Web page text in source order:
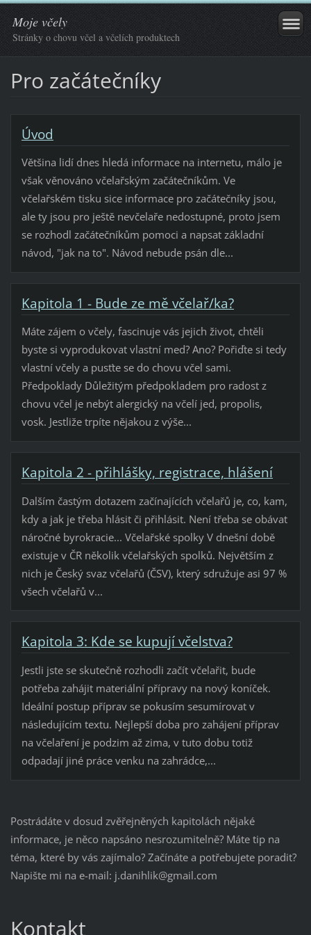
Moje včely
Stránky o chovu včel a včelích produktech
Pro začátečníky
Úvod
Většina lidí dnes hledá informace na internetu, málo je
však věnováno včelařským začátečníkům. Ve
včelařském tisku sice informace pro začátečníky jsou,
ale ty jsou pro ještě nevčelaře nedostupné, proto jsem
se rozhodl začátečníkům pomoci a napsat základní
návod, "jak na to". Návod nebude psán dle...
Kapitola 1 - Bude ze mě včelař/ka?
Máte zájem o včely, fascinuje vás jejich život, chtěli
byste si vyprodukovat vlastní med? Ano? Pořiďte si tedy
vlastní včely a pusťte se do chovu včel sami.
Předpoklady Důležitým předpokladem pro radost z
chovu včel je nebýt alergický na včelí jed, propolis,
vosk. Jestliže trpíte nějakou z výše...
Kapitola 2 - přihlášky, registrace, hlášení
Dalším častým dotazem začínajících včelařů je, co, kam,
kdy a jak je třeba hlásit či přihlásit. Není třeba se obávat
náročné byrokracie... Včelařské spolky V dnešní době
existuje v ČR několik včelařských spolků. Největším z
nich je Český svaz včelařů (ČSV), který sdružuje asi 97 %
všech včelařů v...
Kapitola 3: Kde se kupují včelstva?
Jestli jste se skutečně rozhodli začít včelařit, bude
potřeba zahájit materiální přípravy na nový koníček.
Ideální postup příprav se pokusím sesumírovat v
následujícím textu. Nejlepší doba pro zahájení příprav
na včelaření je podzim až zima, v tuto dobu totiž
odpadají jiné práce venku na zahrádce,...
Postrádáte v dosud zvěřejněných kapitolách nějaké
informace, je něco napsáno nesrozumitelně? Máte tip na
téma, které by vás zajímalo? Začínáte a potřebujete poradit?
Napište mi na e-mail: j.danihlik@gmail.com
Kontakt